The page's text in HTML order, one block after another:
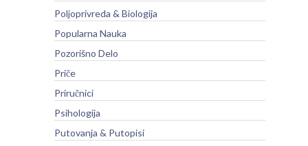
Poljoprivreda & Biologija
Popularna Nauka
Pozorišno Delo
Priče
Priručnici
Psihologija
Putovanja & Putopisi